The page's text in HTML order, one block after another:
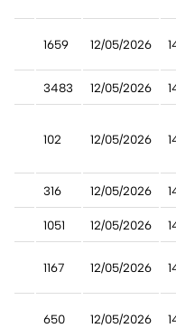
1659 12/05/2026
3483 12/05/2026
102 12/05/2026
316 12/05/2026
1051 12/05/2026
1167 12/05/2026
650 12/05/2026